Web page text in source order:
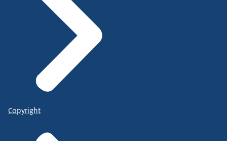
Copyright